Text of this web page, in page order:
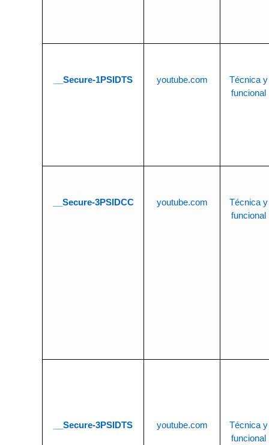
__Secure-1PSIDTS youtube.com
Técnica y
funcional
__Secure-3PSIDCC youtube.com
Técnica y
funcional
__Secure-3PSIDTS youtube.com
Técnica y
funcional